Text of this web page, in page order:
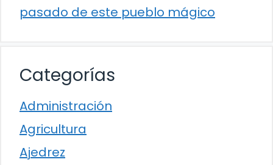
pasado de este pueblo mágico
Categorías
Administración
Agricultura
Ajedrez